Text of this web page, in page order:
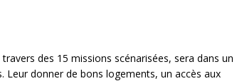
des 15 missions scénarisées, sera dans un
donner de bons logements, un accès aux